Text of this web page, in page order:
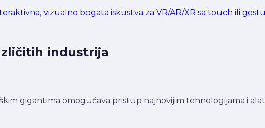
vizualno bogata iskustva za VR/AR/XR sa touch ili
industrija
gigantima omogućava pristup najnovijim tehnologijama i